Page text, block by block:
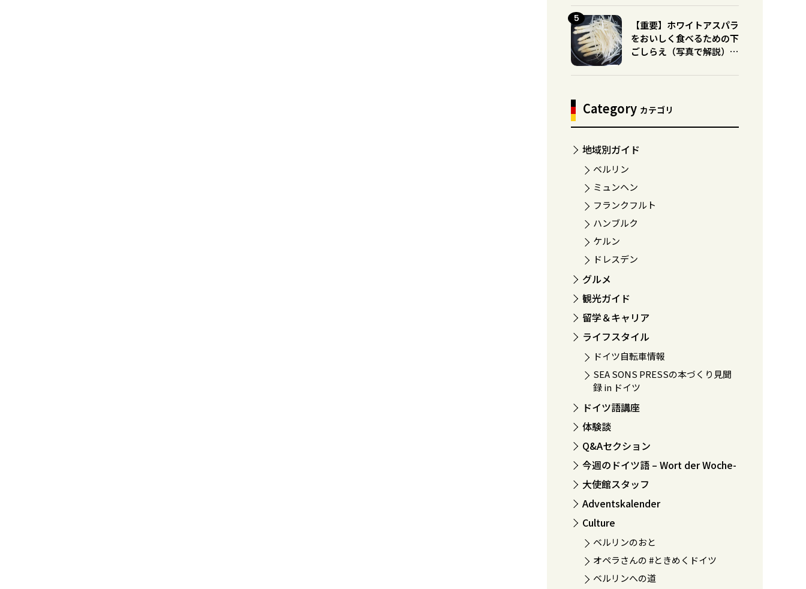
【重要】ホワイトアスパラ
をおいしく食べるための下
ごしらえ（写真で解説）※
Category カテゴリ
地域別ガイド
ベルリン
ミュンヘン
フランクフルト
ハンブルク
ケルン
ドレスデン
グルメ
観光ガイド
留学＆キャリア
ライフスタイル
ドイツ自転車情報
SEA SONS PRESSの本づくり見聞
録 in ドイツ
ドイツ語講座
体験談
Q&Aセクション
今週のドイツ語 – Wort der Woche-
大使館スタッフ
Adventskalender
Culture
ベルリンのおと
オペラさんの #ときめくドイツ
ベルリンへの道